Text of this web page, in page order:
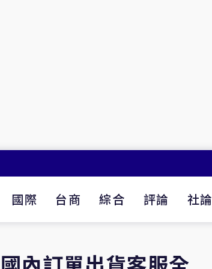
國際 台商 綜合 評論 社論